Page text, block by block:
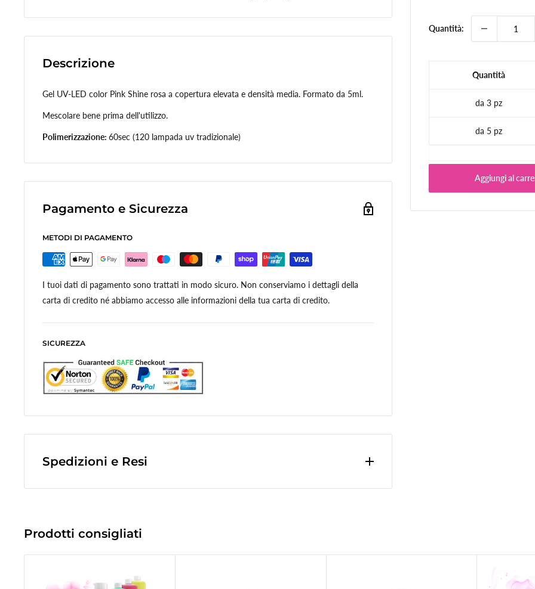
Quantità:
Quantità
da 3 pz
da 5 pz
Aggiungi al
Descrizione
Gel UV-LED color Pink Shine rosa a copertura elevata e densità media. Formato da 5ml.
Mescolare bene prima dell'utilizzo.
Polimerizzazione: 60sec (120 lampada uv tradizionale)
Pagamento e Sicurezza
METODI DI PAGAMENTO
I tuoi dati di pagamento sono trattati in modo sicuro. Non conserviamo i dettagli della
carta di credito né abbiamo accesso alle informazioni della tua carta di credito.
SICUREZZA
Spedizioni e Resi
Le spese di spedizione sono a contributo fisso di10,0€e vengono calcolate nella fase
La merce viene di norma spedita il giorno lavorativo successivo a quello d'incasso.
Prodotti consigliati